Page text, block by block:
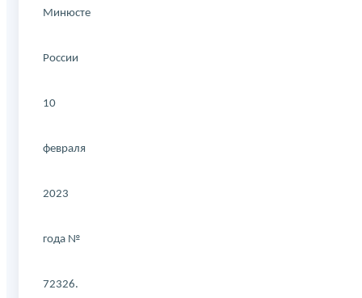
Минюсте
России
10
февраля
2023
года №
72326.